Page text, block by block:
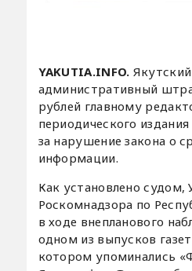
YAKUTIA.INFO.
административный
рублей главному
периодического
за нарушение закона о
информации.
Как установлено судом,
Роскомнадзора по
в ходе внепланового
одном из выпусков
котором упоминались